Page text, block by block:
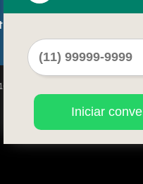
de 19/02/1998)
Iniciar